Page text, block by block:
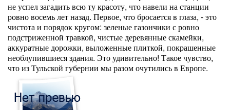
не успел загадить всю ту красоту, что навели на станции
ровно восемь лет назад. Первое, что бросается в глаза, - это
чистота и порядок кругом: зеленые газончики с ровно
подстриженной травкой, чистые деревянные скамейки,
аккуратные дорожки, выложенные плиткой, покрашенные
необлупившиеся здания. Это удивительно! Такое чувство,
что из Тульской губернии мы разом очутились в Европе.